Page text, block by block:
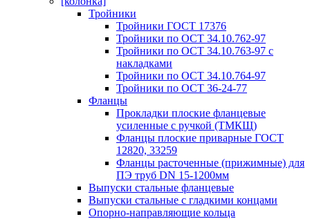
Тройники
Тройники ГОСТ 17376
Тройники по ОСТ 34.10.762-97
Тройники по ОСТ 34.10.763-97 с
накладками
Тройники по ОСТ 34.10.764-97
Тройники по ОСТ 36-24-77
Фланцы
Прокладки плоские фланцевые
усиленные с ручкой (ТМКЩ)
Фланцы плоские приварные ГОСТ
12820, 33259
Фланцы расточенные (прижимные) для
ПЭ труб DN 15-1200мм
Выпуски стальные фланцевые
Выпуски стальные с гладкими концами
Опорно-направляющие кольца